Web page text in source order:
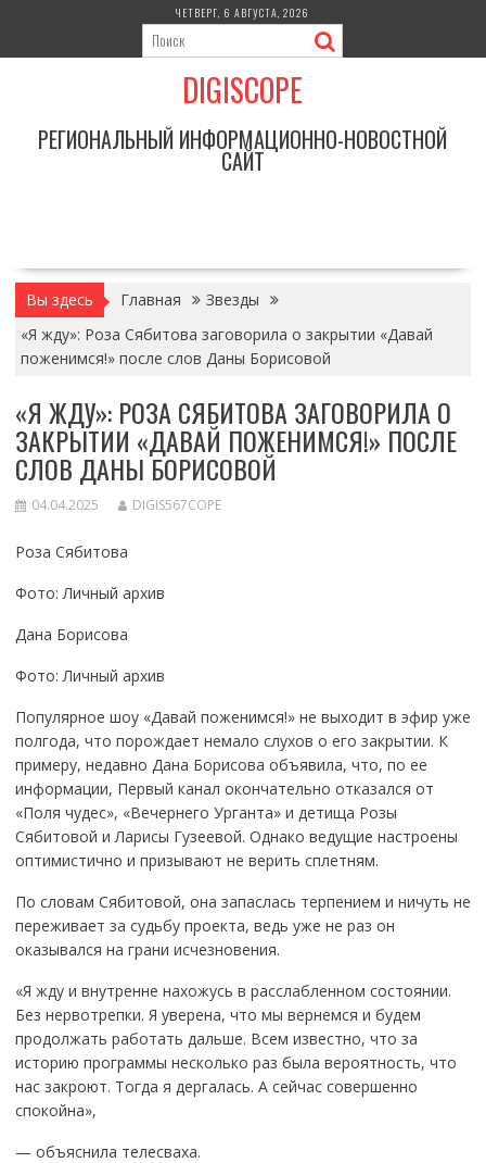
содержимому
ЧЕТВЕРГ, 6 АВГУСТА, 2026
DIGISCOPE
РЕГИОНАЛЬНЫЙ ИНФОРМАЦИОННО-НОВОСТНОЙ
САЙТ
Вы здесь Главная
Звезды
«Я жду»: Роза Сябитова заговорила о закрытии «Давай
поженимся!» после слов Даны Борисовой
«Я ЖДУ»: РОЗА СЯБИТОВА ЗАГОВОРИЛА О
ЗАКРЫТИИ «ДАВАЙ ПОЖЕНИМСЯ!» ПОСЛЕ
СЛОВ ДАНЫ БОРИСОВОЙ
04.04.2025 DIGIS567COPE
Роза Сябитова
Фото: Личный архив
Дана Борисова
Фото: Личный архив
Популярное шоу «Давай поженимся!» не выходит в эфир уже
полгода, что порождает немало слухов о его закрытии. К
примеру, недавно Дана Борисова объявила, что, по ее
информации, Первый канал окончательно отказался от
«Поля чудес», «Вечернего Урганта» и детища Розы
Сябитовой и Ларисы Гузеевой. Однако ведущие настроены
оптимистично и призывают не верить сплетням.
По словам Сябитовой, она запаслась терпением и ничуть не
переживает за судьбу проекта, ведь уже не раз он
оказывался на грани исчезновения.
«Я жду и внутренне нахожусь в расслабленном состоянии.
Без нервотрепки. Я уверена, что мы вернемся и будем
продолжать работать дальше. Всем известно, что за
историю программы несколько раз была вероятность, что
нас закроют. Тогда я дергалась. А сейчас совершенно
спокойна»,
— объяснила телесваха.